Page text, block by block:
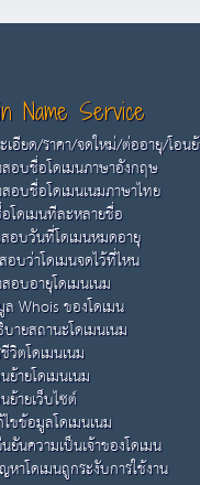
Name Service
เอียด/ราคา/จดใหม่/ต่ออายุ/โอน
อบชื่อโดเมนภาษาอังกฤษ
อบชื่อโดเมนเนมภาษาไทย
โดเมนทีละหลายชื่อ
อบวันที่โดเมนหมดอายุ
บว่าโดเมนจดไว้ที่ไหน
อบอายุโดเมนเนม
Whois ของโดเมน
ายสถานะโดเมนเนม
วิตโดเมนเนม
ายโดเมนเนม
ย้ายเว็บไซต์
ขข้อมูลโดเมนเนม
ยันความเป็นเจ้าของโดเมน
าโดเมนถูกระงับการใช้งาน